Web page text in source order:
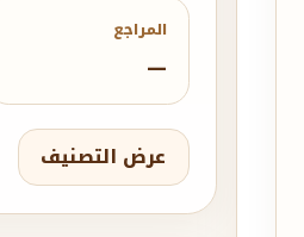
المراجع
—
عرض التصنيف